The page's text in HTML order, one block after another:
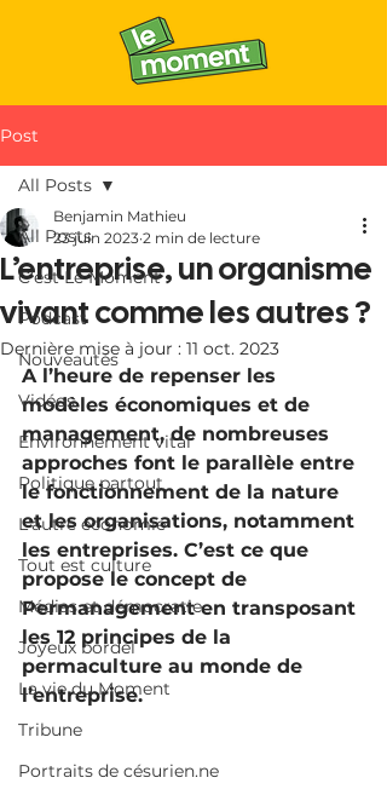
Post
All Posts
C'est Le Moment
Podcast
Nouveautés
Vidéos
Environnement vital
Politique partout
L'autre économie
Tout est culture
Médias et démocratie
Joyeux bordel
La vie du Moment
Tribune
Portraits de césurien.ne
All Posts
L’entreprise, un organisme
vivant comme les autres ?
Benjamin Mathieu
23 juin 2023 2 min de lecture
Dernière mise à jour : 11 oct. 2023
A l’heure de repenser les
modèles économiques et de
management, de nombreuses
approches font le parallèle entre
le fonctionnement de la nature
et les organisations, notamment
les entreprises. C’est ce que
propose le concept de
Permanagement en transposant
les 12 principes de la
permaculture au monde de
l’entreprise.